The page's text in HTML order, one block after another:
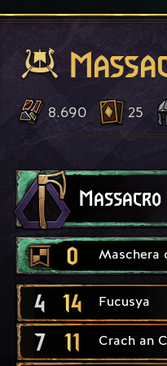
8.690 25
Massacro
0 Maschera
4 14 Fucusya
7 11 Crach an